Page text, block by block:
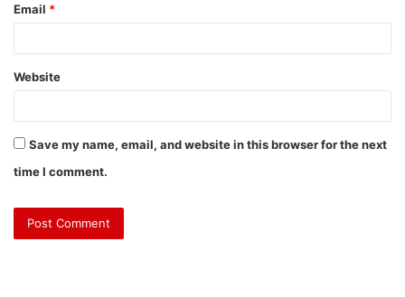
Email *
Website
Save my name, email, and website in this browser for the next
time I comment.